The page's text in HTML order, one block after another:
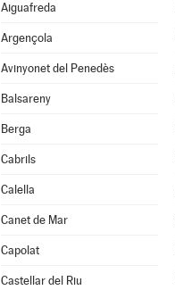
Aiguafreda
Argençola
Avinyonet del Penedès
Balsareny
Berga
Cabrils
Calella
Canet de Mar
Capolat
Castellar del Riu